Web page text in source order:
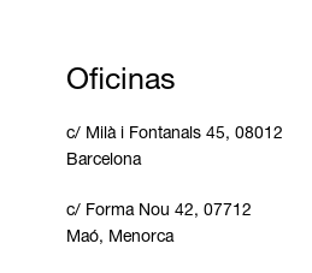
Oficinas
c/ Milà i Fontanals 45, 08012
Barcelona
c/ Forma Nou 42, 07712
Maó, Menorca